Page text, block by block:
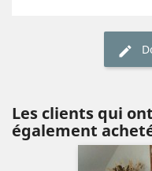
Les clients qui
également